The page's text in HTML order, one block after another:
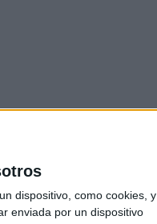
dispositivo, como cookies, y
enviada por un dispositivo